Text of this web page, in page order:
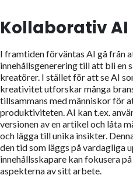
Kollaborativ AI
I framtiden förväntas AI gå från
innehållsgenerering till att bli en
kreatörer. I stället för att se AI
kreativitet utforskar många
tillsammans med människor för
produktiviteten. AI kan t.ex.
versionen av en artikel och låta
och lägga till unika insikter.
den tid som läggs på vardagliga
innehållsskapare kan fokusera
aspekterna av sitt arbete.